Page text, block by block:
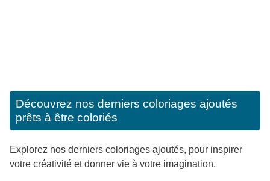
Découvrez nos derniers coloriages ajoutés
prêts à être coloriés
Explorez nos derniers coloriages ajoutés, pour inspirer
votre créativité et donner vie à votre imagination.